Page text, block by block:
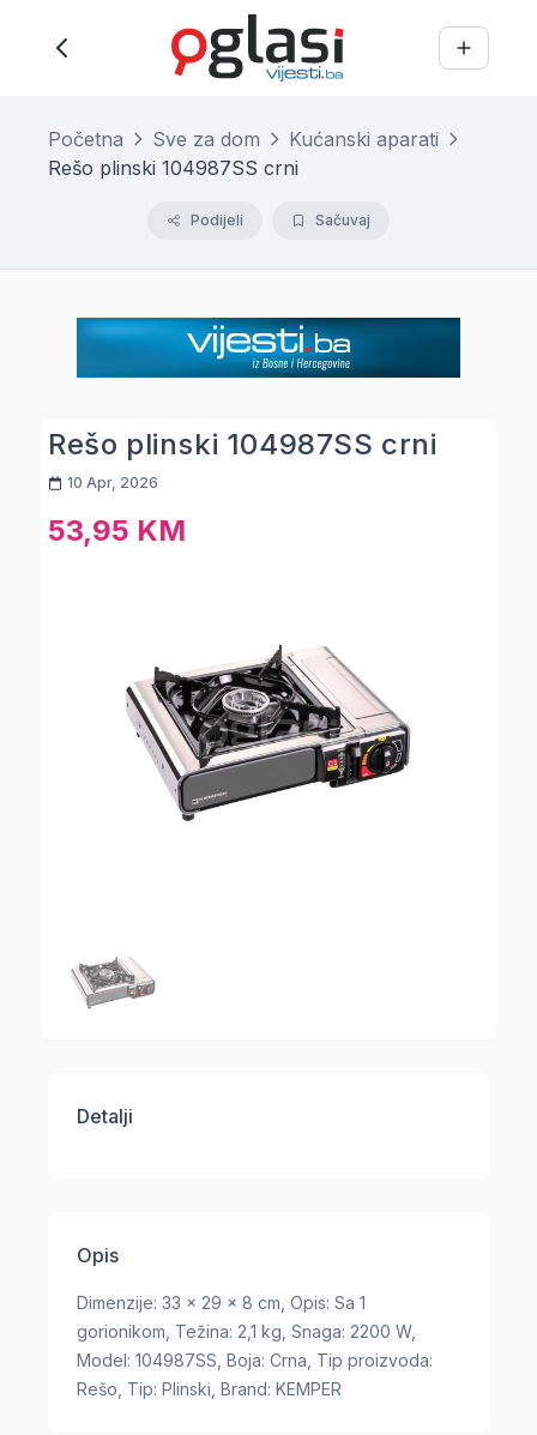
Početna Sve za dom
Kućanski aparati
Rešo plinski 104987SS crni
Podijeli Sačuvaj
Rešo plinski 104987SS crni
10 Apr, 2026
53,95 KM
Detalji
Opis
Dimenzije: 33 x 29 x 8 cm, Opis: Sa 1
gorionikom, Težina: 2,1 kg, Snaga: 2200 W,
Model: 104987SS, Boja: Crna, Tip proizvoda:
Rešo, Tip: Plinski, Brand: KEMPER